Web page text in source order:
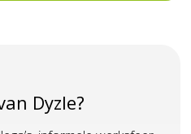
Dyzle?